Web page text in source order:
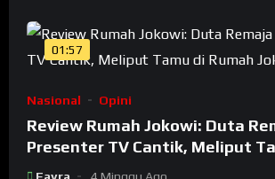
01:57
Nasional Opini
Review Rumah Jokowi: Duta
Presenter TV Cantik, Meliput
Rumah Jokowi